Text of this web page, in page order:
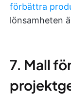
förbättra
lönsamheten
7. Mall